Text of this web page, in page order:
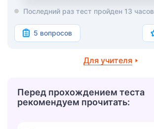
Последний раз тест пройден 13
5 вопросов
Для учителя
Перед прохождением теста
рекомендуем прочитать: